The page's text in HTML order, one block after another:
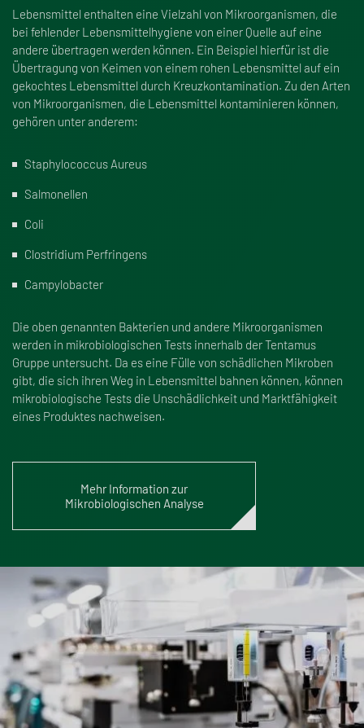
Lebensmittel enthalten eine Vielzahl von Mikroorganismen, die
bei fehlender Lebensmittelhygiene von einer Quelle auf eine
andere übertragen werden können. Ein Beispiel hierfür ist die
Übertragung von Keimen von einem rohen Lebensmittel auf ein
gekochtes Lebensmittel durch Kreuzkontamination. Zu den Arten
von Mikroorganismen, die Lebensmittel kontaminieren können,
gehören unter anderem:
Staphylococcus Aureus
Salmonellen
Coli
Clostridium Perfringens
Campylobacter
Die oben genannten Bakterien und andere Mikroorganismen
werden in mikrobiologischen Tests innerhalb der Tentamus
Gruppe untersucht. Da es eine Fülle von schädlichen Mikroben
gibt, die sich ihren Weg in Lebensmittel bahnen können, können
mikrobiologische Tests die Unschädlichkeit und Marktfähigkeit
eines Produktes nachweisen.
Mehr Information zur
Mikrobiologischen Analyse